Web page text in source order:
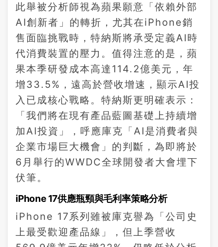
此舉被分析師視為蘋果願意「依賴外部
AI創新者」的轉折，尤其在iPhone銷
售面臨挑戰時，特納斯將承受定義AI時
代消費裝置的壓力。值得注意的是，蘋
果本季研發成本高達114.2億美元，年
增33.5%，遠高於營收增速，顯示AI投
入已成核心戰略。特納斯更明確表示：
「我們將在現有產品藍圖基礎上持續增
加AI投資」，呼應庫克「AI是消費者與
企業市場巨大機會」的判斷，為即將於
6月舉行的WWDC全球開發者大會埋下
伏筆。
iPhone 17供應瓶頸與毛利率策略分析
iPhone 17系列雖被庫克譽為「公司史
上最受歡迎產品線」，但上季營收